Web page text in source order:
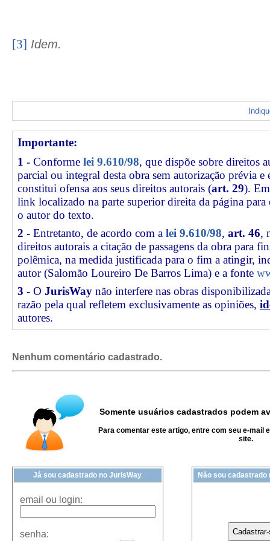
[3] Idem.
Importante:
1 - Conforme lei 9.610/98, que dispõe sobre direitos
parcial ou integral desta obra sem autorização prévia e
constitui ofensa aos seus direitos autorais (art. 29).
link localizado na parte superior direita da página
o autor do texto.
2 - Entretanto, de acordo com a lei 9.610/98, art. 46,
direitos autorais a citação de passagens da obra para
polêmica, na medida justificada para o fim a atingir,
autor (Salomão Loureiro De Barros Lima) e a fonte
3 - O JurisWay não interfere nas obras
razão pela qual refletem exclusivamente as opiniões,
autores.
Nenhum comentário cadastrado.
Somente usuários cadastrados podem
Para comentar este artigo, entre com seu e-mail
site.
Já sou cadastrado no JurisWay
email ou login:
senha:
Não sou cadastrado